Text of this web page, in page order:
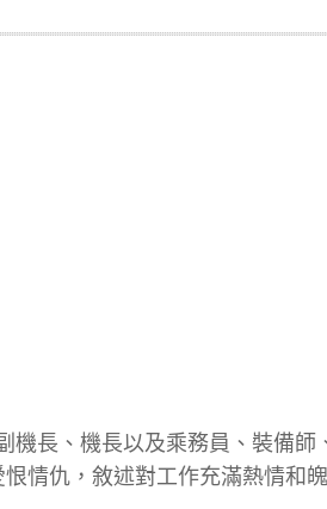
機長、機長以及乘務員、裝備師
情仇，敘述對工作充滿熱情和